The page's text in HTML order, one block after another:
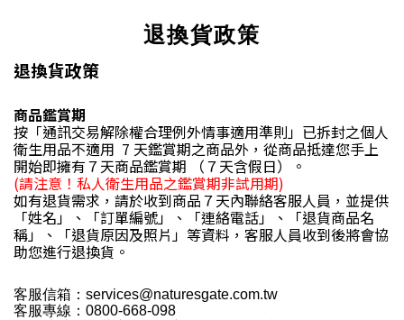
退換貨政策
退換貨政策
商品鑑賞期
按「通訊交易解除權合理例外情事適用準則」 已拆封之個人
衛生用品不適用 7 天鑑賞期之商品外，從商品抵達您手上
開始即擁有７天商品鑑賞期 （７天含假日）。
(請注意！私人衛生用品之鑑賞期非試用期)
如有退貨需求，請於收到商品７天內聯絡客服人員，並提供
「姓名」、「訂單編號」、「連絡電話」、「退貨商品名
稱」、「退貨原因及照片」等資料，客服人員收到後將會協
助您進行退換貨。
客服信箱：services@naturesgate.com.tw
客服專線：0800-668-098